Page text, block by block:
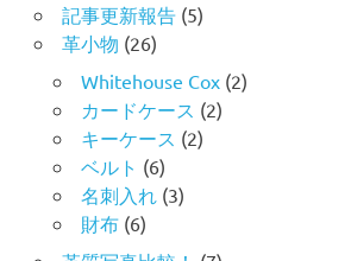
記事更新報告(5)
革小物 (26)
Whitehouse Cox(2)
カードケース (2)
キーケース (2)
ベルト (6)
名刺入れ (3)
財布(6)